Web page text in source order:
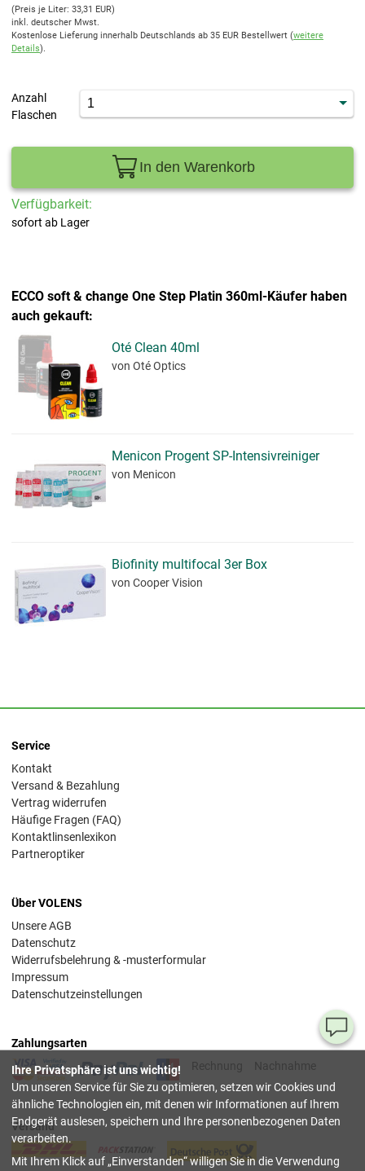
(Preis je Liter: 33,31 EUR)
inkl. deutscher Mwst.
Kostenlose Lieferung innerhalb Deutschlands ab 35 EUR Bestellwert (weitere
Details).
Anzahl
Flaschen
In den Warenkorb
Verfügbarkeit:
sofort ab Lager
ECCO soft & change One Step Platin 360ml-Käufer haben
auch gekauft:
Oté Clean 40ml
von Oté Optics
Menicon Progent SP-Intensivreiniger
von Menicon
Biofinity multifocal 3er Box
von Cooper Vision
Service
Kontakt
Versand & Bezahlung
Vertrag widerrufen
Häufige Fragen (FAQ)
Kontaktlinsenlexikon
Partneroptiker
Über VOLENS
Unsere AGB
Datenschutz
Widerrufsbelehrung & -musterformular
Impressum
Datenschutzeinstellungen
Zahlungsarten
Rechnung
Nachnahme
Versand
Ihre Privatsphäre ist uns wichtig!
Um unseren Service für Sie zu optimieren, setzen wir Cookies und
ähnliche Technologien ein, mit denen wir Informationen auf Ihrem
Endgerät auslesen, speichern und Ihre personenbezogenen Daten
verarbeiten.
Mit Ihrem Klick auf Einverstanden willigen Sie in die Verwendung
Sie